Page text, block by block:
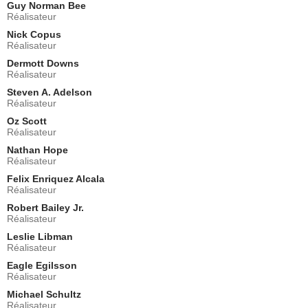
Doug Abrahams
Shérif
- 1 Episode :3
Jason Dohring
Killian McCrane
- 1 Episode :
Jarod Joseph
Juergens
- 1 Episode :
Andrew Stewart-Jones
Damian
- 1 Episode :
Burkely Duffield
Tyler Miller
- 1 Episode :3
Dagan Nish
Bryce
- 1 Episode :
Aeriel Miranda
Piper Nichols
- 1 Episode :
Guy Norman Bee
Réalisateur
Nick Copus
Réalisateur
Dermott Downs
Réalisateur
Steven A. Adelson
Réalisateur
Oz Scott
Réalisateur
Nathan Hope
Réalisateur
Felix Enriquez Alcala
Réalisateur
Robert Bailey Jr.
Réalisateur
Leslie Libman
Réalisateur
Eagle Egilsson
Réalisateur
Michael Schultz
Réalisateur